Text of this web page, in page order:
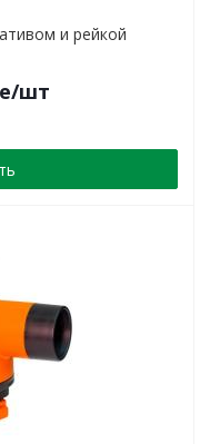
и рейкой
/шт